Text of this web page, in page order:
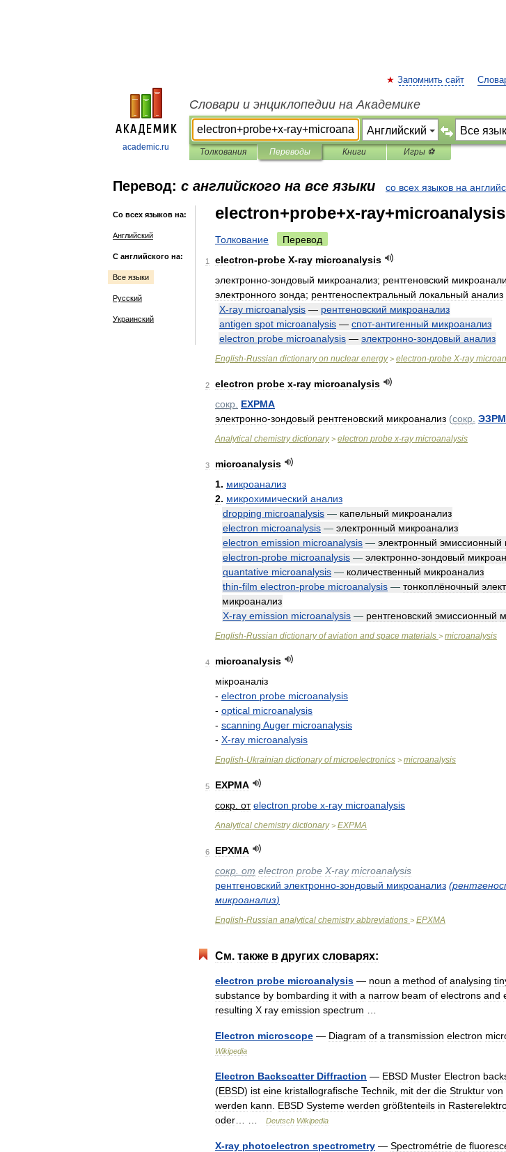
academic.ru
Запомнить сайт
Словари и энциклопедии на Академике
Толкования Переводы Книги Игры ⚽
Перевод: с английского на все языки со всех языков на
Со всех языков на:
Английский
С английского на:
Все языки
Русский
Украинский
electron+probe+x-ray+microanalysis
Толкование Перевод
1 electron-probe X-ray microanalysis
электронно-зондовый микроанализ; рентгеновский
электронного зонда; рентгеноспектральный локальный анализ
X-ray microanalysis — рентгеновский микроанализ
antigen spot microanalysis — спот-антигенный микроанализ
electron probe microanalysis — электронно-зондовый анализ
English-Russian dictionary on nuclear energy> electron-probe X-ray
2 electron probe x-ray microanalysis
сокр EXPMA
электронно-зондовый рентгеновский микроанализ (сокр
Analytical chemistry dictionary> electron probe x-ray microanalysis
3
microanalysis
1. микроанализ
2. микрохимический анализ
dropping microanalysis — капельный микроанализ
electron microanalysis — электронный микроанализ
electron emission microanalysis — электронный эмиссионный
electron-probe microanalysis — электронно-зондовый
quantative microanalysis — количественный микроанализ
thin-film electron-probe microanalysis — тонкоплёночный
микроанализ
X-ray emission microanalysis — рентгеновский эмиссионный
English-Russian dictionary of aviation and space materials > microanalysis
4
microanalysis
мікроаналіз
- electron probe microanalysis
- optical microanalysis
- scanning Auger microanalysis
- X-ray microanalysis
English-Ukrainian dictionary of microelectronics > microanalysis
5
EXPMA
сокр от electron probe x-ray microanalysis
Analytical chemistry dictionary> EXPMA
6
EPXMA
сокр от electron probe X-ray microanalysis
рентгеновский электронно-зондовый микроанализ (
микроанализ)
English-Russian analytical chemistry abbreviations > EPXMA
См. также в других словарях:
electron probe microanalysis — noun a method of analysing
substance by bombarding it with a narrow beam of electrons and
resulting X ray emission spectrum
Electron microscope — Diagram of a transmission electron
Wikipedia
Electron Backscatter Diffraction — EBSD Muster Electron
(EBSD) ist eine kristallografische Technik mit der die Struktur von
werden kann EBSD Systeme werden größtenteils in
oder
Deutsch Wikipedia
X-ray photoelectron spectrometry — Spectrométrie de